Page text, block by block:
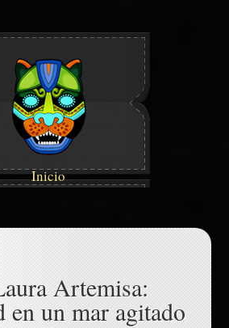
Inicio
Artemisa:
en un mar agitado